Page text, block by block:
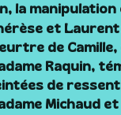
la
et
de
Raquin,
de
Michaud